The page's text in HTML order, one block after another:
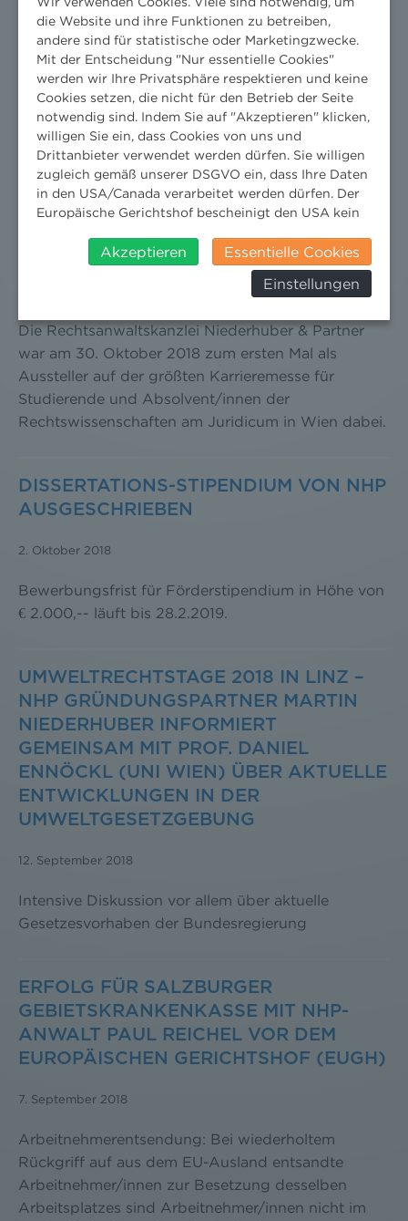
22. November 2018
Vorstellung der UVP-Novelle, Judikatur des BVwG
und des VwGH zum UVP-Recht, messerscharf
analysierte Rechtsprobleme zu Detailfragen und
NHP-Experten mitten drin. Ein voller Erfolg war die
ÖWAV-Veranstaltung zum UVP-Recht im D3
Convention Center.
JUSSUCCESS 2018!
Die Rechtsanwaltskanzlei Niederhuber & Partner
war am 30. Oktober 2018 zum ersten Mal als
Aussteller auf der größten Karrieremesse für
Studierende und Absolvent/innen der
Rechtswissenschaften am Juridicum in Wien dabei.
DISSERTATIONS-STIPENDIUM VON NHP
AUSGESCHRIEBEN
2. Oktober 2018
Bewerbungsfrist für Förderstipendium in Höhe von
€ 2.000,-- läuft bis 28.2.2019.
UMWELTRECHTSTAGE 2018 IN LINZ –
NHP GRÜNDUNGSPARTNER MARTIN
NIEDERHUBER INFORMIERT
GEMEINSAM MIT PROF. DANIEL
ENNÖCKL (UNI WIEN) ÜBER AKTUELLE
ENTWICKLUNGEN IN DER
UMWELTGESETZGEBUNG
12. September 2018
Intensive Diskussion vor allem über aktuelle
Gesetzesvorhaben der Bundesregierung
ERFOLG FÜR SALZBURGER
GEBIETSKRANKENKASSE MIT NHP-
ANWALT PAUL REICHEL VOR DEM
EUROPÄISCHEN GERICHTSHOF (EUGH)
7. September 2018
Arbeitnehmerentsendung: Bei wiederholtem
Rückgriff auf aus dem EU-Ausland entsandte
Arbeitnehmer/innen zur Besetzung desselben
Arbeitsplatzes sind Arbeitnehmer/innen nicht im
die Website und ihre Funktionen zu betreiben,
andere sind für statistische oder Marketingzwecke.
Mit der Entscheidung "Nur essentielle Cookies"
werden wir Ihre Privatsphäre respektieren und keine
Cookies setzen, die nicht für den Betrieb der Seite
notwendig sind. Indem Sie auf "Akzeptieren" klicken,
willigen Sie ein, dass Cookies von uns und
Drittanbieter verwendet werden dürfen. Sie willigen
zugleich gemäß unserer DSGVO ein, dass Ihre Daten
in den USA/Canada verarbeitet werden dürfen. Der
Europäische Gerichtshof bescheinigt den USA kein
insbesondere das Risiko, dass ihre Daten durch US-
Behörden, zu Kontroll- und zu
Überwachungszwecken, verarbeitet werden und
werden können. Zudem finden Sie am
Bildschirmrand ein Cookie-Icon wo Sie jederzeit Ihre
Weitere Infomationen finden Sie hier:
Datenschutzerklärung
Akzeptieren
Essentielle Cookies
Einstellungen